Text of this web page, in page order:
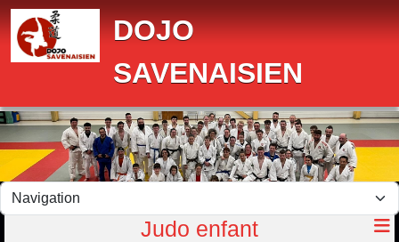
DOJO
SAVENAISIEN
Judo enfant
Panneau de gestion des cookies